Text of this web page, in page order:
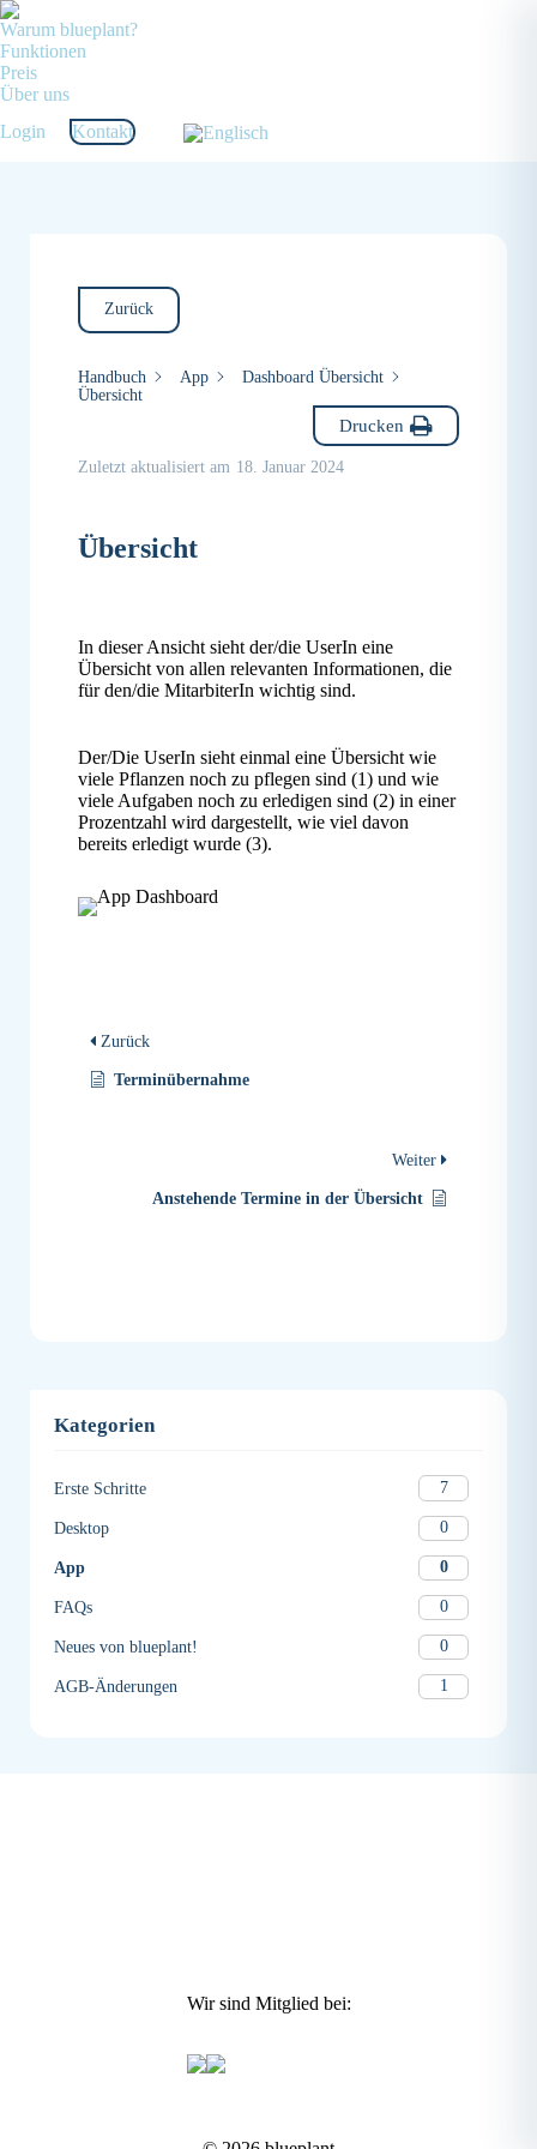
Warum blueplant?
Funktionen
Preis
Über uns
Login
Kontakt
Kategorien
Erste Schritte 7
Desktop 0
App 0
FAQs 0
Neues von blueplant! 0
AGB-Änderungen 1
Zurück
Handbuch App
Dashboard Übersicht
Übersicht
Drucken
Übersicht
Zuletzt aktualisiert am 18. Januar 2024
In dieser Ansicht sieht der/die UserIn eine
Übersicht von allen relevanten Informationen, die
für den/die MitarbiterIn wichtig sind.
Der/Die UserIn sieht einmal eine Übersicht wie
viele Pflanzen noch zu pflegen sind (1) und wie
viele Aufgaben noch zu erledigen sind (2) in einer
Prozentzahl wird dargestellt, wie viel davon
bereits erledigt wurde (3).
Zurück
Terminübernahme
Weiter
Anstehende Termine in der Übersicht
Wir sind Mitglied bei: